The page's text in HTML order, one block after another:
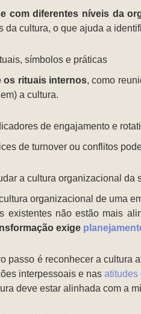
com diferentes níveis da
da cultura, o que ajuda a
símbolos e práticas
os rituais internos, como
a cultura.
de engajamento e
de turnover ou conflitos
a cultura organizacional da
organizacional de uma
existentes não estão mais
exige
passo é reconhecer a cultura
interpessoais e nas atitudes
deve estar alinhada com a